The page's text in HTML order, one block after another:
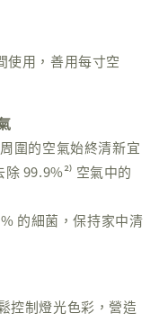
使用，善用每寸空
圍的空氣始終清新宜
99.9%²⁾ 空氣中的
的細菌，保持家中清
控制燈光色彩，營造